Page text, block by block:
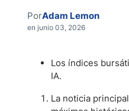
Costa Rica
Guatemala
Cuba
El Salvador
Materias Primas
Oro (XAU/USD)
Petróleo WTI
Indices
Por qué confiar en
PorAdam Lemon
en junio 03, 2026
Los índices
IA.
La noticia